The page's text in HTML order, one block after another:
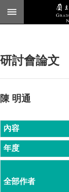
跳到主要內容區塊
臺
頁
公
告
本
簡
研討會論文
陳 明通